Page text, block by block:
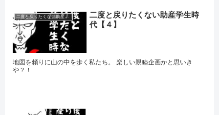
二度と戻りたくない助産学生時代
二度と戻りたくない助産学生時
代【４】
地図を頼りに山の中を歩く私たち。 楽しい親睦企画かと思いき
や？！